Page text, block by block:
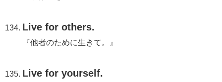
Live for others.
『他者のために生きて。』
Live for yourself.